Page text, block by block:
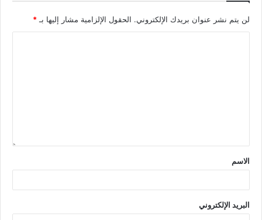
لن يتم نشر عنوان بريدك الإلكتروني. الحقول الإلزامية مشار إليها بـ*
الاسم
البريد الإلكتروني